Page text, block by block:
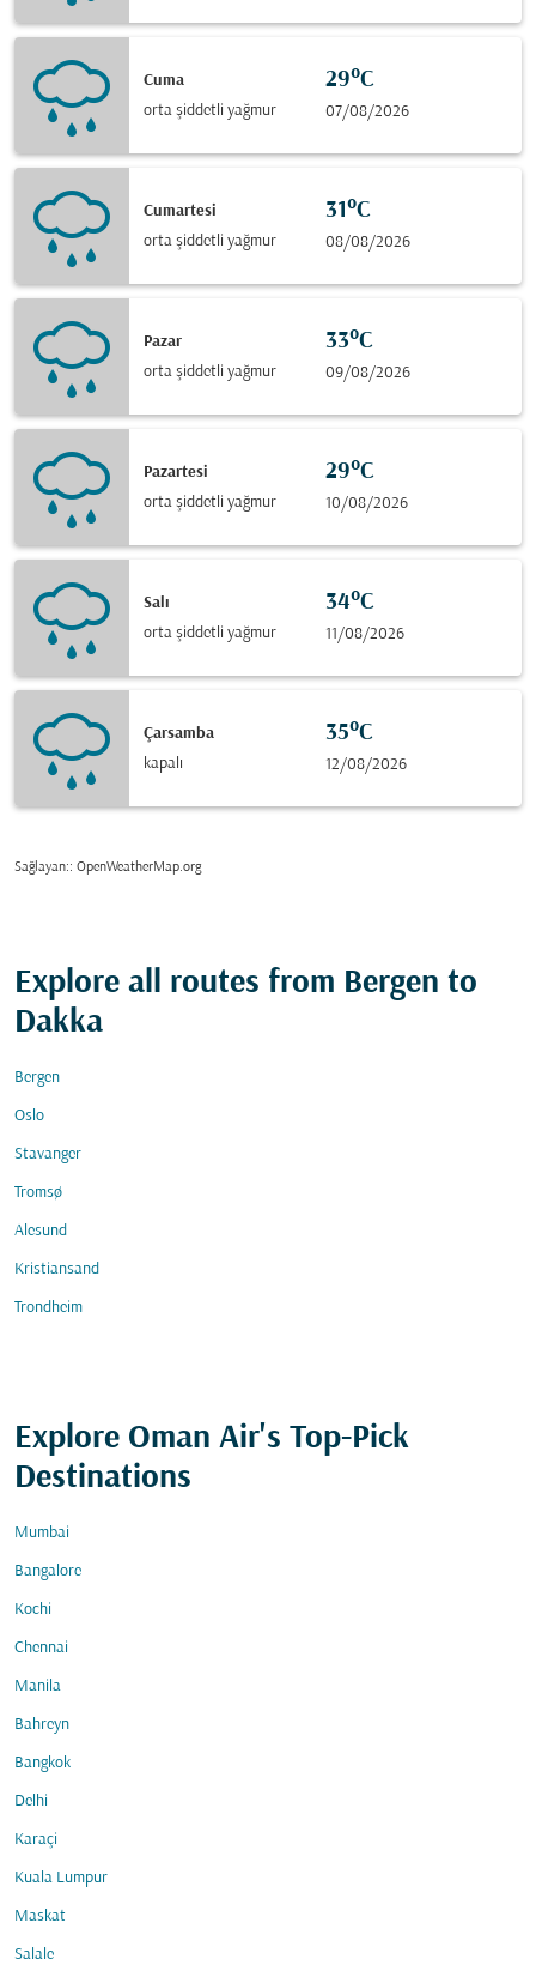
Cuma
orta şiddetli yağmur
29°C
07/08/2026
Cumartesi
orta şiddetli yağmur
31°C
08/08/2026
Pazar
orta şiddetli yağmur
33°C
09/08/2026
Pazartesi
orta şiddetli yağmur
29°C
10/08/2026
Salı
orta şiddetli yağmur
34°C
11/08/2026
Çarsamba
kapalı
35°C
12/08/2026
Sağlayan:: OpenWeatherMap.org
Explore all routes from Bergen to
Dakka
Bergen
Oslo
Stavanger
Tromsø
Alesund
Kristiansand
Trondheim
Explore Oman Air's Top-Pick
Destinations
Mumbai
Bangalore
Kochi
Chennai
Manila
Bahreyn
Bangkok
Delhi
Karaçi
Kuala Lumpur
Maskat
Salale